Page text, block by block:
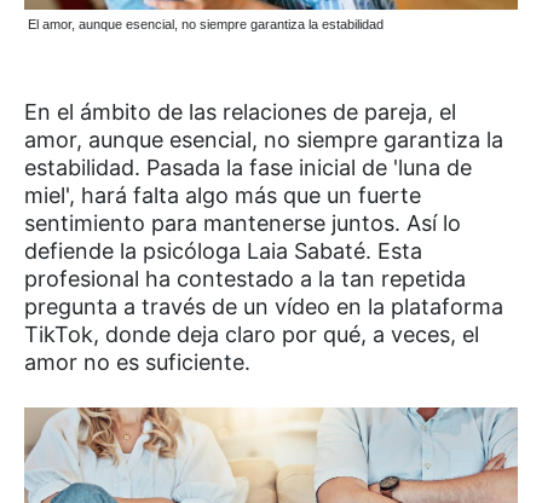
El amor, aunque esencial, no siempre garantiza la estabilidad
En el ámbito de las relaciones de pareja, el
amor, aunque esencial, no siempre garantiza la
estabilidad. Pasada la fase inicial de 'luna de
miel', hará falta algo más que un fuerte
sentimiento para mantenerse juntos. Así lo
defiende la psicóloga Laia Sabaté. Esta
profesional ha contestado a la tan repetida
pregunta a través de un vídeo en la plataforma
TikTok, donde deja claro por qué, a veces, el
amor no es suficiente.